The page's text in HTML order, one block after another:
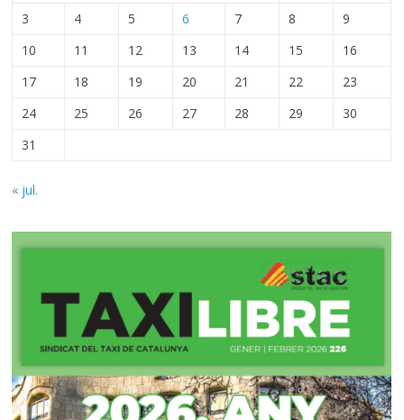
3
4 5 6 7 8
9
10
11 12 13 14 15
16
17
18 19 20 21 22
23
24
25 26 27 28 29
30
31
« jul.